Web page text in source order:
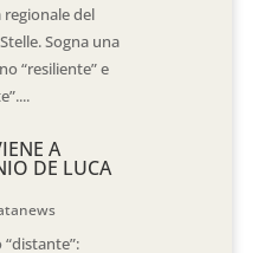
regionale del
Sogna una
“resiliente” e
A
DE LUCA